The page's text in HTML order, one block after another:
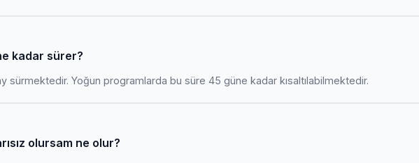
kadar sürer?
sürmektedir. Yoğun programlarda bu süre 45 güne kadar kısaltılabilmektedir.
olursam ne olur?